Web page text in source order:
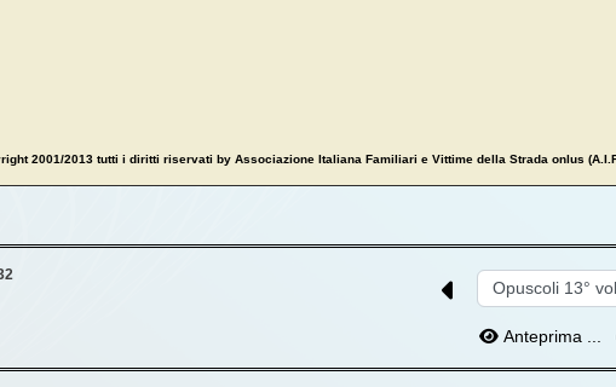
2001/2013 tutti i diritti riservati by Associazione Italiana Familiari e Vittime della Strada onlus
Anteprima ...